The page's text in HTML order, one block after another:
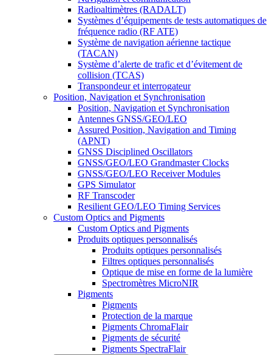
Radioaltimètres (RADALT)
Systèmes d’équipements de tests automatiques de
fréquence radio (RF ATE)
Système de navigation aérienne tactique
(TACAN)
Système d’alerte de trafic et d’évitement de
collision (TCAS)
Transpondeur et interrogateur
Position, Navigation et Synchronisation
Position, Navigation et Synchronisation
Antennes GNSS/GEO/LEO
Assured Position, Navigation and Timing
(APNT)
GNSS Disciplined Oscillators
GNSS/GEO/LEO Grandmaster Clocks
GNSS/GEO/LEO Receiver Modules
GPS Simulator
RF Transcoder
Resilient GEO/LEO Timing Services
Custom Optics and Pigments
Custom Optics and Pigments
Produits optiques personnalisés
Produits optiques personnalisés
Filtres optiques personnalisés
Optique de mise en forme de la lumière
Spectromètres MicroNIR
Pigments
Pigments
Protection de la marque
Pigments ChromaFlair
Pigments de sécurité
Pigments SpectraFlair